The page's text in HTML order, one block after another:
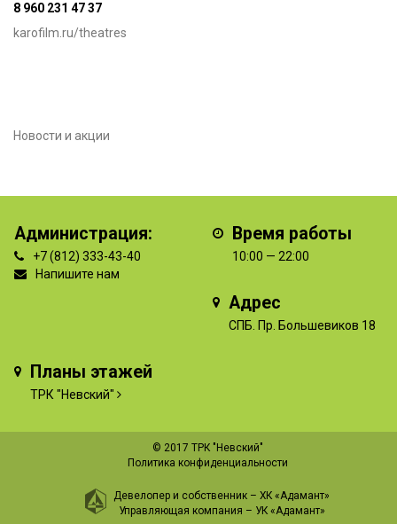
8 960 231 47 37
karofilm.ru/theatres
Новости и акции
Администрация:
+7 (812) 333-43-40
Напишите нам
Время работы
10:00 — 22:00
Адрес
СПБ. Пр. Большевиков 18
Планы этажей
ТРК "Невский"
© 2017 ТРК "Невский"
Политика конфиденциальности
Девелопер и собственник – ХК «Адамант»
Управляющая компания – УК «Адамант»